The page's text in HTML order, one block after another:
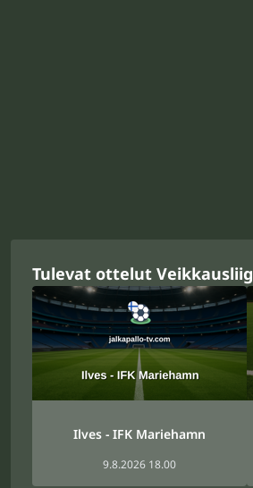
Tulevat ottelut
Ilves - IFK Mariehamn
9.8.2026 18.00